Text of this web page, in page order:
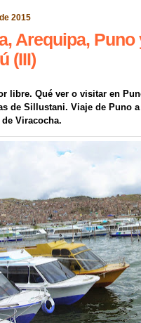
2015
Arequipa, Puno
(III)
libre. Qué ver o visitar en
de Sillustani. Viaje de Puno
Viracocha.